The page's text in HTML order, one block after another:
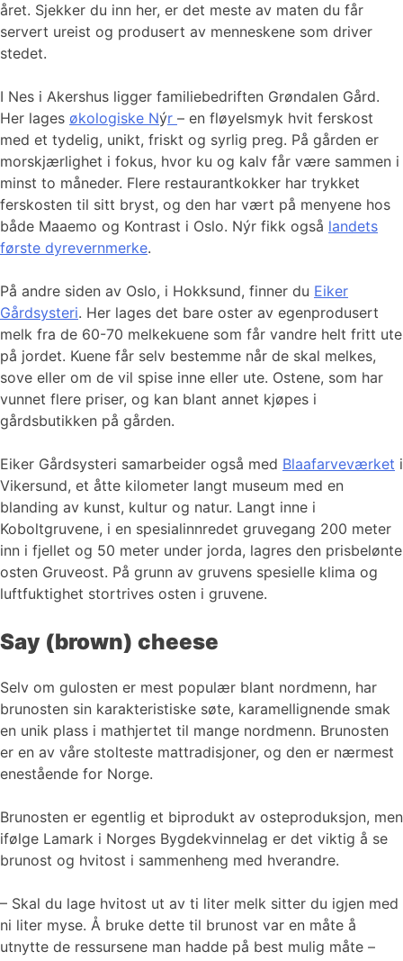
året. Sjekker du inn her, er det meste av maten du får
servert ureist og produsert av menneskene som driver
stedet.
I Nes i Akershus ligger familiebedriften Grøndalen Gård.
Her lages økologiske Nýr – en fløyelsmyk hvit ferskost
med et tydelig, unikt, friskt og syrlig preg. På gården er
morskjærlighet i fokus, hvor ku og kalv får være sammen i
minst to måneder. Flere restaurantkokker har trykket
ferskosten til sitt bryst, og den har vært på menyene hos
både Maaemo og Kontrast i Oslo. Nýr fikk også landets
første dyrevernmerke.
På andre siden av Oslo, i Hokksund, finner du Eiker
Gårdsysteri. Her lages det bare oster av egenprodusert
melk fra de 60-70 melkekuene som får vandre helt fritt ute
på jordet. Kuene får selv bestemme når de skal melkes,
sove eller om de vil spise inne eller ute. Ostene, som har
vunnet flere priser, og kan blant annet kjøpes i
gårdsbutikken på gården.
Eiker Gårdsysteri samarbeider også med Blaafarveværket i
Vikersund, et åtte kilometer langt museum med en
blanding av kunst, kultur og natur. Langt inne i
Koboltgruvene, i en spesialinnredet gruvegang 200 meter
inn i fjellet og 50 meter under jorda, lagres den prisbelønte
osten Gruveost. På grunn av gruvens spesielle klima og
luftfuktighet stortrives osten i gruvene.
Say (brown) cheese
Selv om gulosten er mest populær blant nordmenn, har
brunosten sin karakteristiske søte, karamellignende smak
en unik plass i mathjertet til mange nordmenn. Brunosten
er en av våre stolteste mattradisjoner, og den er nærmest
enestående for Norge.
Brunosten er egentlig et biprodukt av osteproduksjon, men
ifølge Lamark i Norges Bygdekvinnelag er det viktig å se
brunost og hvitost i sammenheng med hverandre.
– Skal du lage hvitost ut av ti liter melk sitter du igjen med
ni liter myse. Å bruke dette til brunost var en måte å
utnytte de ressursene man hadde på best mulig måte –